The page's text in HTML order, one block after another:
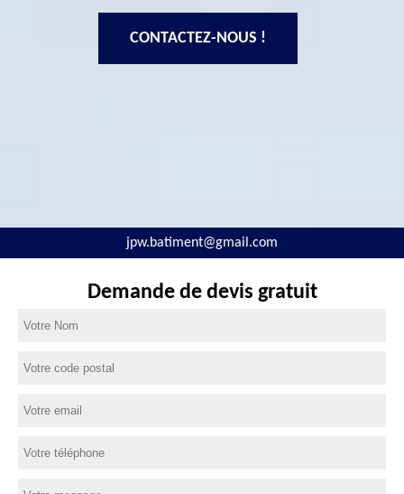
CONTACTEZ-NOUS !
jpw.batiment@gmail.com
Demande de devis gratuit